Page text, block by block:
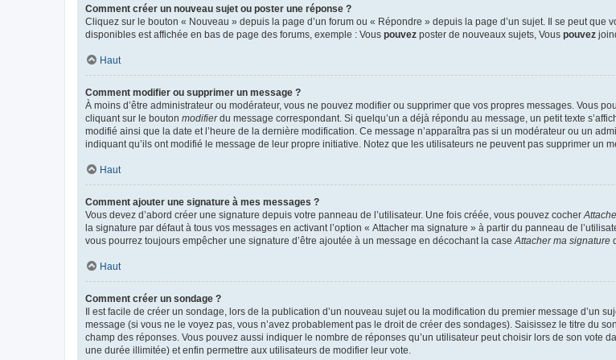
Comment créer un nouveau sujet ou poster une réponse ?
Cliquez sur le bouton « Nouveau » depuis la page d’un forum ou « Répondre » depuis la page d’un sujet. Il se peut
disponibles est affichée en bas de page des forums, exemple : Vous pouvez poster de nouveaux sujets, Vous pouvez
Haut
Comment modifier ou supprimer un message ?
À moins d’être administrateur ou modérateur, vous ne pouvez modifier ou supprimer que vos propres messages. Vous
cliquant sur le bouton modifierdu message correspondant. Si quelqu’un a déjà répondu au message, un petit texte
modifié ainsi que la date et l’heure de la dernière modification. Ce message n’apparaîtra pas si un modérateur ou un
indiquant qu’ils ont modifié le message de leur propre initiative. Notez que les utilisateurs ne peuvent pas supprimer un
Haut
Comment ajouter une signature à mes messages ?
Vous devez d’abord créer une signature depuis votre panneau de l’utilisateur. Une fois créée, vous pouvez cocher
la signature par défaut à tous vos messages en activant l’option « Attacher ma signature » à partir du panneau de
vous pourrez toujours empêcher une signature d’être ajoutée à un message en décochant la case Attacher ma signature
Haut
Comment créer un sondage ?
Il est facile de créer un sondage, lors de la publication d’un nouveau sujet ou la modification du premier message d’un
message (si vous ne le voyez pas, vous n’avez probablement pas le droit de créer des sondages). Saisissez le titre du
champ des réponses. Vous pouvez aussi indiquer le nombre de réponses qu’un utilisateur peut choisir lors de son vote
une durée illimitée) et enfin permettre aux utilisateurs de modifier leur vote.